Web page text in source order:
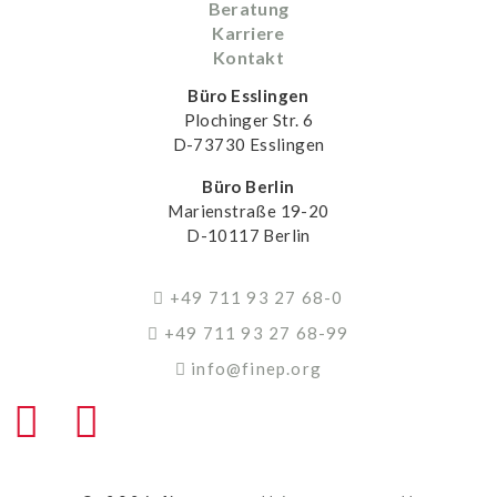
Beratung
Karriere
Kontakt
Büro Esslingen
Plochinger Str. 6
D-73730 Esslingen
Büro Berlin
Marienstraße 19-20
D-10117 Berlin
+49 711 93 27 68-0
+49 711 93 27 68-99
info@finep.org